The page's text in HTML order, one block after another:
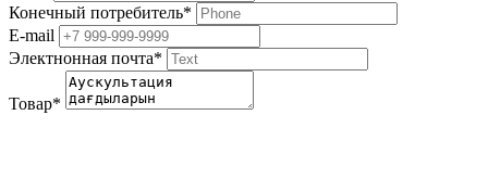
Конечный потребитель*
E-mail
Электнонная почта*
Товар*